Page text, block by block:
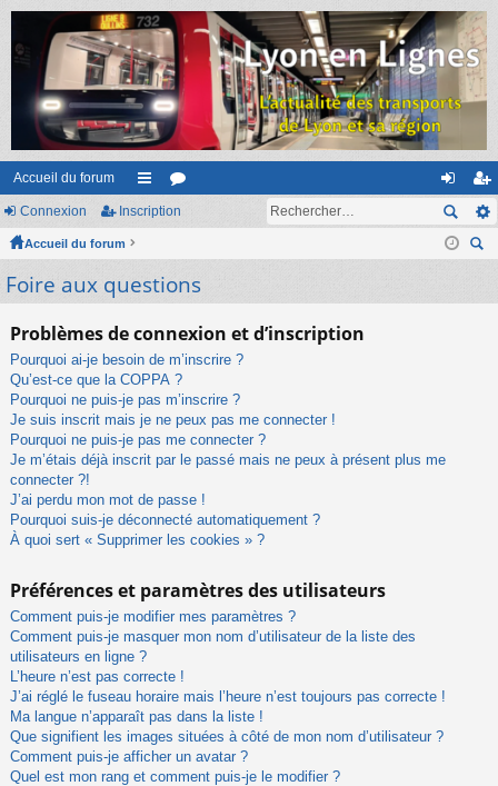
Accueil du forum
ac
ur
s
or
m
on
ne
ns
cri
Connexion Inscription
Accueil du forum
Foire aux questions
Problèmes de connexion et d’inscription
Pourquoi ai-je besoin de m’inscrire ?
Qu’est-ce que la COPPA ?
Pourquoi ne puis-je pas m’inscrire ?
Je suis inscrit mais je ne peux pas me connecter !
Pourquoi ne puis-je pas me connecter ?
Je m’étais déjà inscrit par le passé mais ne peux à présent plus me
connecter ?!
J’ai perdu mon mot de passe !
Pourquoi suis-je déconnecté automatiquement ?
À quoi sert « Supprimer les cookies » ?
Préférences et paramètres des utilisateurs
Comment puis-je modifier mes paramètres ?
Comment puis-je masquer mon nom d’utilisateur de la liste des
utilisateurs en ligne ?
L’heure n’est pas correcte !
J’ai réglé le fuseau horaire mais l’heure n’est toujours pas correcte !
Ma langue n’apparaît pas dans la liste !
Que signifient les images situées à côté de mon nom d’utilisateur ?
Comment puis-je afficher un avatar ?
Quel est mon rang et comment puis-je le modifier ?